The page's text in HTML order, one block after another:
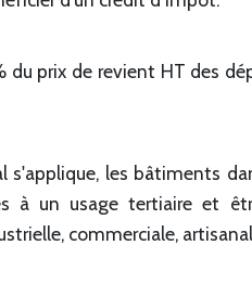
prix de revient HT des
s'applique, les bâtiments
à un usage tertiaire et
commerciale,